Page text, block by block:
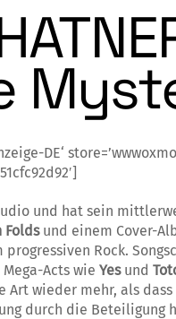
DE‘
und hat sein
Foldsund einem Cover-
Rock.
Acts wie Yesund
wieder mehr, als dass
durch die Beteiligung